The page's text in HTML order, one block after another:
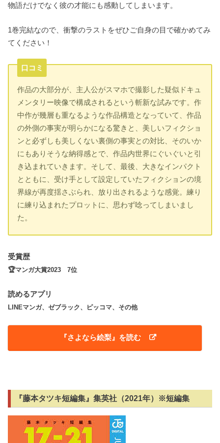
物語だけでなく彼の才能にも感動してしまいます。
1巻完結なので、衝撃のラストをぜひご自身の目で確かめてみ
てください！
口コミ
作品の大部分が、主人公がスマホで撮影した疑似ドキュ
メンタリー映像で構成されるという斬新な試みです。作
中作が幾層も重なるような作品構造となっていて、作品
の外側の事実が明らかになる驚きと、美しいフィクショ
ンと必ずしも美しくない裏側の事実との対比、そのいか
にもありそうな納得感とで、作品内世界にぐいぐいと引
き込まれていきます。そして、最後、大きなインパクト
とともに、受け手として設定していたフィクションの境
界線が再度揺さぶられ、放り出されるような感覚。練り
に練り込まれたプロットに、思わず唸ってしまいまし
た。
受賞歴
🏆マンガ大賞2023 7位
読めるアプリ
LINEマンガ、ゼブラック、ピッコマ、その他
『さよなら絵梨』を読む
『藤本タツキ短編集』集英社（2021年）※短編集